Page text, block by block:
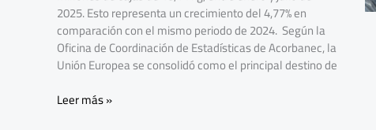
2025. Esto representa un crecimiento del 4,77% en
comparación con el mismo periodo de 2024. Según la
Oficina de Coordinación de Estadísticas de Acorbanec, la
Unión Europea se consolidó como el principal destino de
Leer más »